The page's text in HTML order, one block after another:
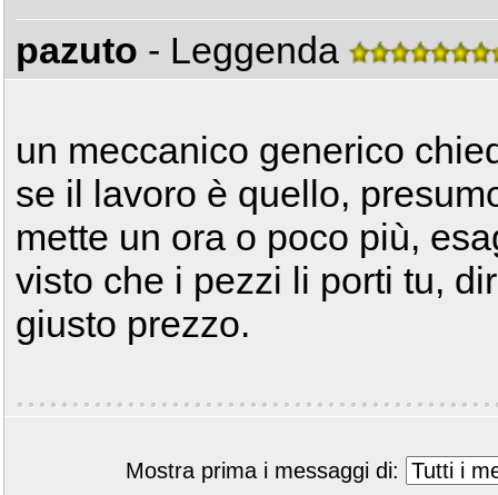
pazuto - Leggenda
un meccanico generico
se il lavoro è quello,
mette un ora o poco più,
visto che i pezzi li porti tu,
giusto prezzo.
Mostra prima i messaggi di: